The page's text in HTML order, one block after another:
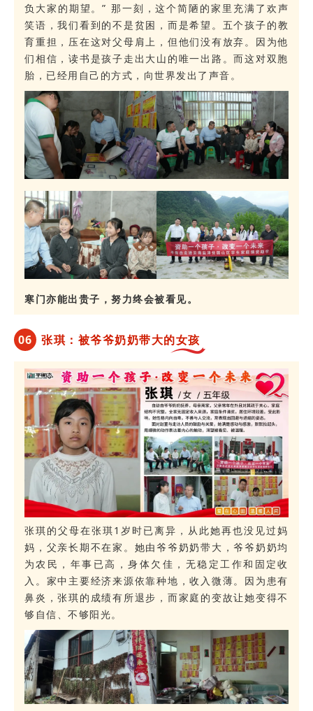
负大家的期望。” 那一刻，这个简陋的家里充满了欢声
笑语，我们看到的不是贫困，而是希望。 五个孩子的教
育重担，压在这对父母肩上，但他们没有放弃。因为他
们相信，读书是孩子走出大山的唯一出路。而这对双胞
胎，已经用自己的方式，向世界发出了声音。
寒门亦能出贵子，努力终会被看见。
06 张琪：被爷爷奶奶带大的女孩
张琪的父母在张琪1岁时已离异，从此她再也没见过妈
妈，父亲长期不在家。她由爷爷奶奶带大，爷爷奶奶均
为农民，年事已高，身体欠佳，无稳定工作和固定收
入。家中主要经济来源依靠种地，收入微薄。因为患有
鼻炎，张琪的成绩有所退步，而家庭的变故让她变得不
够自信、不够阳光。